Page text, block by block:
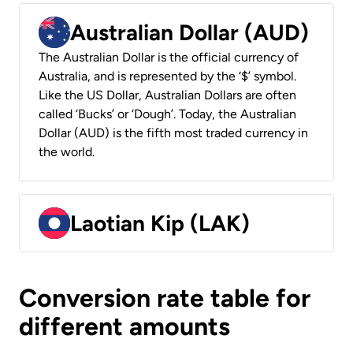
Australian Dollar (AUD)
The Australian Dollar is the official currency of
Australia, and is represented by the ‘$’ symbol.
Like the US Dollar, Australian Dollars are often
called ‘Bucks’ or ‘Dough’. Today, the Australian
Dollar (AUD) is the fifth most traded currency in
the world.
Laotian Kip (LAK)
Conversion rate table for
different amounts